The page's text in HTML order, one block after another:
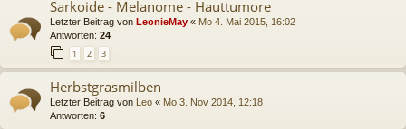
Sarkoide - Melanome - Hauttumore
Letzter Beitrag von LeonieMay « Mo 4. Mai 2015, 16:02
Antworten: 24
1 2 3
Herbstgrasmilben
Letzter Beitrag von Leo « Mo 3. Nov 2014, 12:18
Antworten: 6